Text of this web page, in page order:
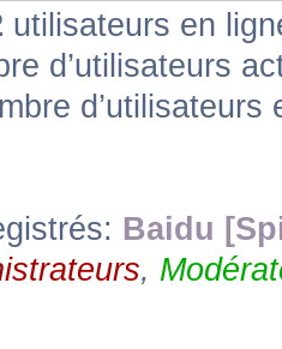
utilisateurs en
d’utilisateurs
Baidu
,